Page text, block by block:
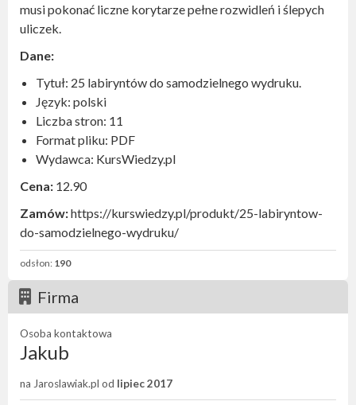
musi pokonać liczne korytarze pełne rozwidleń i ślepych
uliczek.
Dane:
Tytuł: 25 labiryntów do samodzielnego wydruku.
Język: polski
Liczba stron: 11
Format pliku: PDF
Wydawca: KursWiedzy.pl
Cena: 12.90
Zamów:https://kurswiedzy.pl/produkt/25-labiryntow-
do-samodzielnego-wydruku/
odsłon: 190
Firma
Osoba kontaktowa
Jakub
na Jaroslawiak.pl od lipiec 2017